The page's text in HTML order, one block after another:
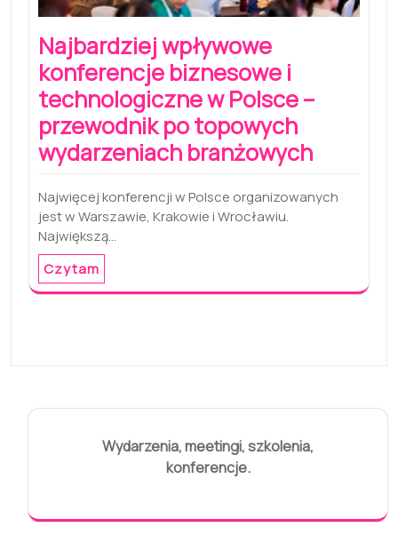
Najbardziej wpływowe
konferencje biznesowe i
technologiczne w Polsce –
przewodnik po topowych
wydarzeniach branżowych
Najwięcej konferencji w Polsce organizowanych
jest w Warszawie, Krakowie i Wrocławiu.
Największą…
Czytam
Wydarzenia, meetingi, szkolenia,
konferencje.